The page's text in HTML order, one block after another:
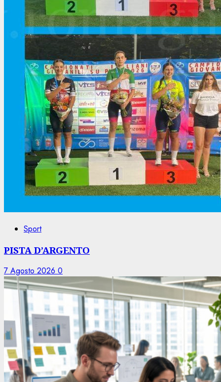
Sport
PISTA D’ARGENTO
7 Agosto 2026 0